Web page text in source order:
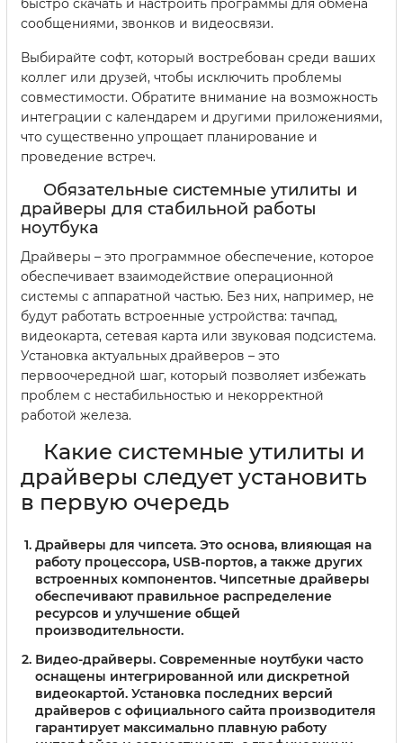
быстро скачать и настроить программы для обмена
сообщениями, звонков и видеосвязи.
Выбирайте софт, который востребован среди ваших
коллег или друзей, чтобы исключить проблемы
совместимости. Обратите внимание на возможность
интеграции с календарем и другими приложениями,
что существенно упрощает планирование и
проведение встреч.
Обязательные системные утилиты и
драйверы для стабильной работы
ноутбука
Драйверы – это программное обеспечение, которое
обеспечивает взаимодействие операционной
системы с аппаратной частью. Без них, например, не
будут работать встроенные устройства: тачпад,
видеокарта, сетевая карта или звуковая подсистема.
Установка актуальных драйверов – это
первоочередной шаг, который позволяет избежать
проблем с нестабильностью и некорректной
работой железа.
Какие системные утилиты и
драйверы следует установить
в первую очередь
Драйверы для чипсета. Это основа, влияющая на
работу процессора, USB-портов, а также других
встроенных компонентов. Чипсетные драйверы
обеспечивают правильное распределение
ресурсов и улучшение общей
производительности.
Видео-драйверы. Современные ноутбуки часто
оснащены интегрированной или дискретной
видеокартой. Установка последних версий
драйверов с официального сайта производителя
гарантирует максимально плавную работу